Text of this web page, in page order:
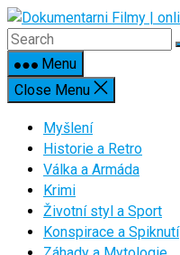
Skip
to
contentMenu
Close Menu
Myšlení
Historie a Retro
Válka a Armáda
Krimi
Životní styl a Sport
Konspirace a Spiknutí